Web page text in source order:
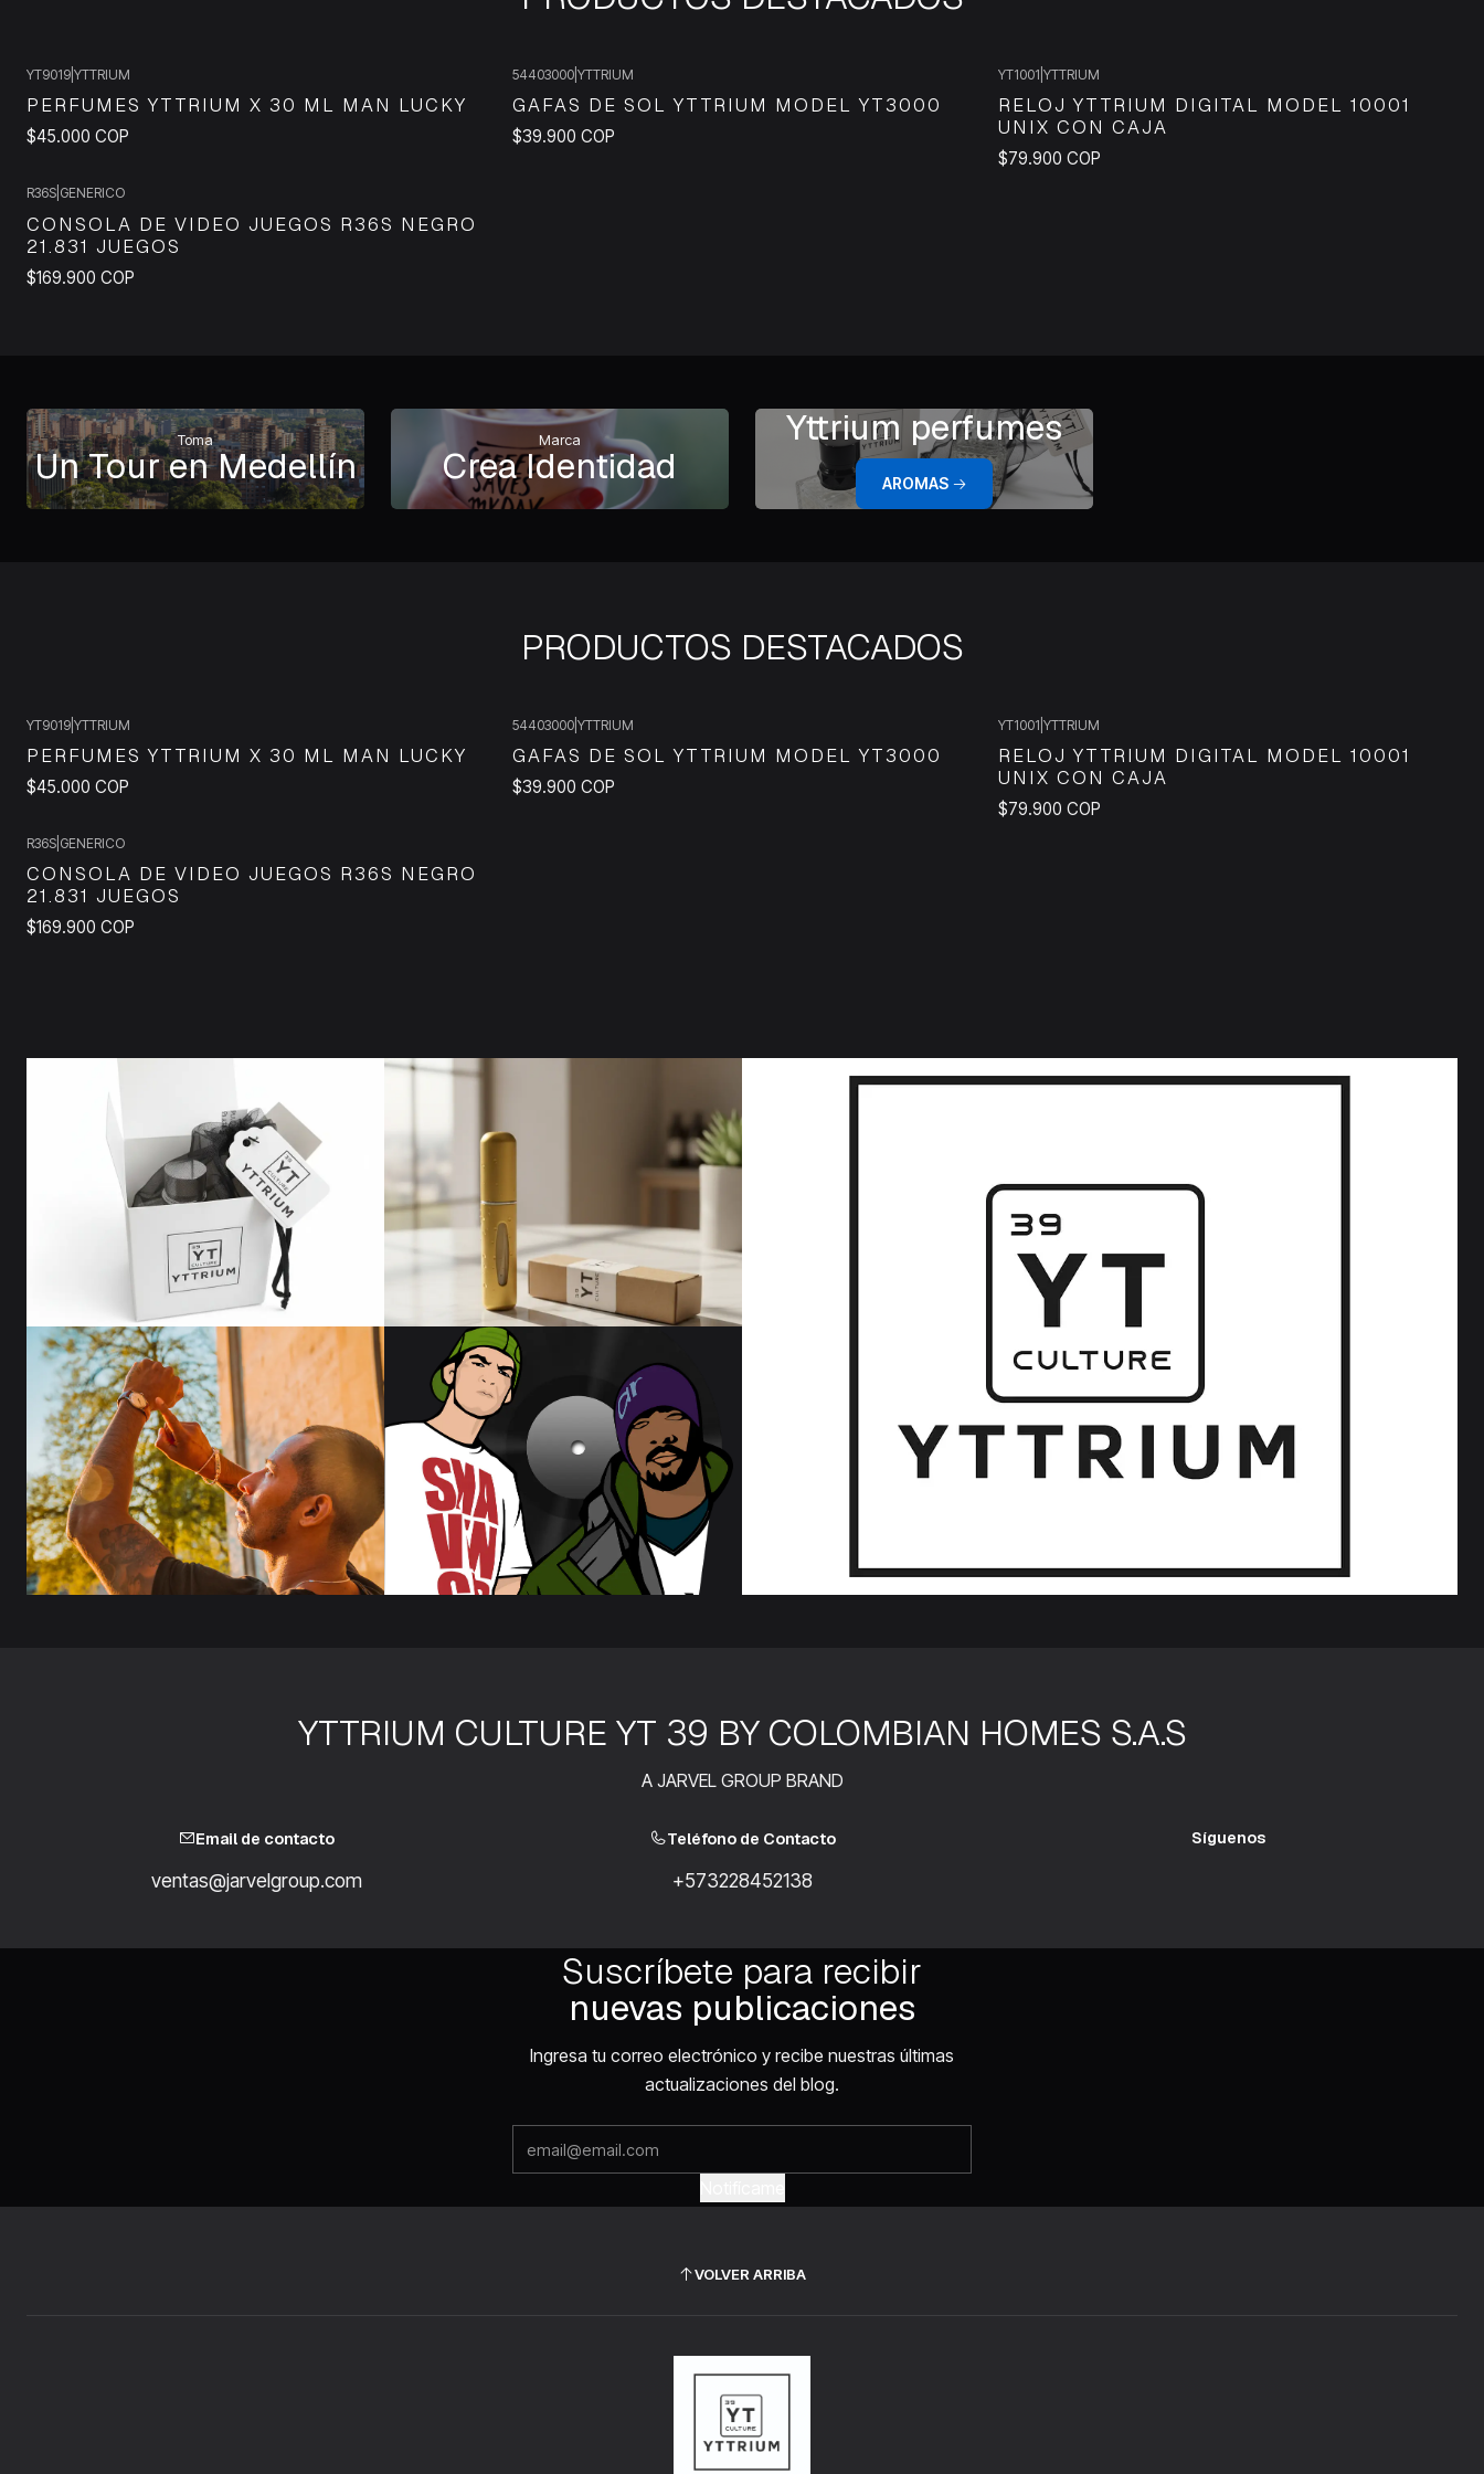
YT9019 YTTRIUM
PERFUMES YTTRIUM X 30 ML MAN LUCKY
$45.000 COP
54403000| YTTRIUM
GAFAS DE SOL YTTRIUM MODEL YT3000
$39.900 COP
YT1001 YTTRIUM
RELOJ YTTRIUM DIGITAL MODEL 10001
UNIX CON CAJA
$79.900 COP
R36S GENERICO
CONSOLA DE VIDEO JUEGOS R36S NEGRO
21.831 JUEGOS
$169.900 COP
Toma
Un Tour en Medellín
Marca
Crea Identidad
Yttrium perfumes
AROMAS
PRODUCTOS DESTACADOS
YT9019 YTTRIUM
PERFUMES YTTRIUM X 30 ML MAN LUCKY
$45.000 COP
54403000| YTTRIUM
GAFAS DE SOL YTTRIUM MODEL YT3000
$39.900 COP
YT1001 YTTRIUM
RELOJ YTTRIUM DIGITAL MODEL 10001
UNIX CON CAJA
$79.900 COP
R36S GENERICO
CONSOLA DE VIDEO JUEGOS R36S NEGRO
21.831 JUEGOS
$169.900 COP
YTTRIUM CULTURE YT 39 BY COLOMBIAN HOMES S.A.S
A JARVEL GROUP BRAND
Email de contacto
ventas@jarvelgroup.com
Teléfono de Contacto
+573228452138
Síguenos
Suscríbete para recibir
nuevas publicaciones
Ingresa tu correo electrónico y recibe nuestras últimas
actualizaciones del blog.
VOLVER ARRIBA